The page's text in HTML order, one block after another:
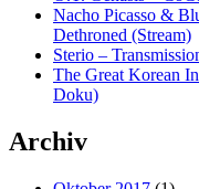
Nacho Picasso &
Dethroned (Stream)
Sterio –
The Great Korean
Doku)
Archiv